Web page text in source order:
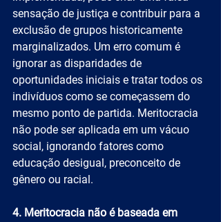
sensação de justiça e contribuir para a
exclusão de grupos historicamente
marginalizados. Um erro comum é
ignorar as disparidades de
oportunidades iniciais e tratar todos os
indivíduos como se começassem do
mesmo ponto de partida. Meritocracia
não pode ser aplicada em um vácuo
social, ignorando fatores como
educação desigual, preconceito de
gênero ou racial.
4. Meritocracia não é baseada em